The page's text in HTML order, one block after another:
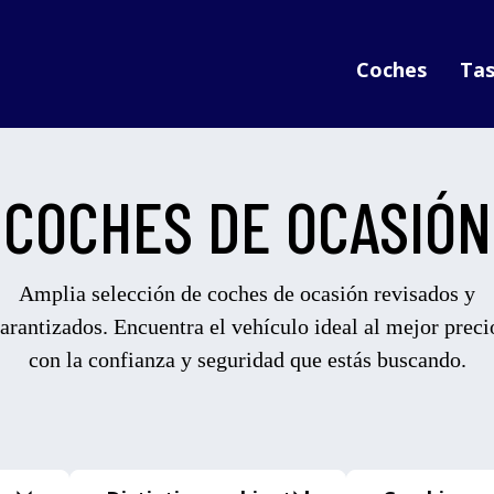
Coches
COCHES DE OCASIÓN
Amplia selección de coches de ocasión revisados y
Encuentra el vehículo ideal al mejor
con la confianza y seguridad que estás buscando.